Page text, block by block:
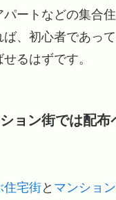
ートなどの集合
ば、初心者であっ
るはずです。
ョン街では配布
住宅街と マンショ